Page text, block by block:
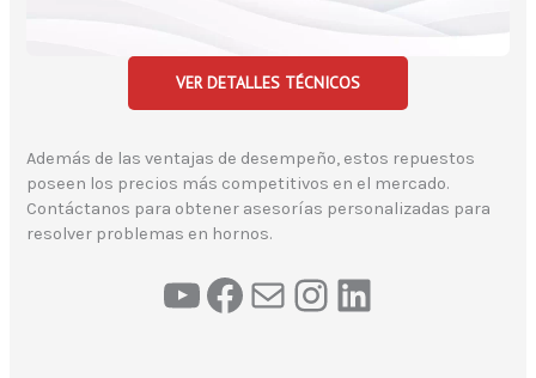
VER DETALLES TÉCNICOS
Además de las ventajas de desempeño, estos repuestos
poseen los precios más competitivos en el mercado.
Contáctanos para obtener asesorías personalizadas para
resolver problemas en hornos.